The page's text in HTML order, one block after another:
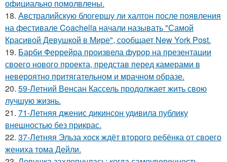
официально помолвлены.
18. Австралийскую блогершу ли халтон после появления
на фестивале Coachella начали называть "Самой
Красивой Девушкой в Мире", сообщает New York Post.
19. Барби Феррейра произвела фурор на презентации
своего нового проекта, представ перед камерами в
невероятно притягательном и мрачном образе.
20. 59-Летний Венсан Кассель продолжает жить свою
лучшую жизнь.
21. 71-Летняя дженис дикинсон удивила публику
внешностью без прикрас.
22. 37-Летняя Эльза хоск ждёт второго ребёнка от своего
жениха тома Дейли.